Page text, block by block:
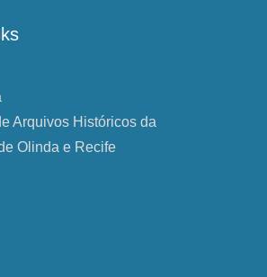
Arquivos Históricos da
Olinda e Recife